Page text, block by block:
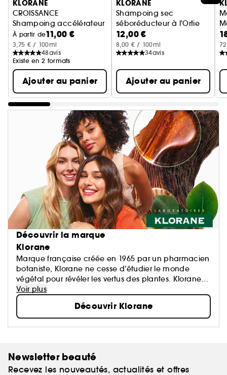
KLORANE
CROISSANCE
Shampoing accélérateur de pousse à l'adénosine et à la
À partir de11,00 €
3,75 € / 100ml
48avis
Existe en 2 formats
Ajouter au panier
KLORANE
Shampoing sec
séboréducteur à l'Ortie
L'original - Cheveux gras
12,00 €
8,00 € / 100ml
34avis
Ajouter au panier
Découvrir la marque
Klorane
Marque française créée en 1965 par un pharmacien
botaniste, Klorane ne cesse d’étudier le monde
végétal pour révéler les vertus des plantes. Klorane
propose des formules haute tolérance,
écoresponsables et conçues à partir d’ingrédients
d’origine naturelle.
Des soins sûrs, écologiques et efficaces pour les
Voir plus
Découvrir Klorane
Newsletter beauté
Recevez les nouveautés, actualités et offres